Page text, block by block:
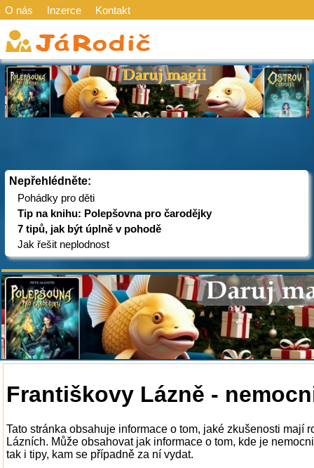
O nás Inzerce Kontakt
Nepřehlédněte:
Pohádky pro děti
Tip na knihu: Polepšovna pro čarodějky
7 tipů, jak být úplně v pohodě
Jak řešit neplodnost
Františkovy Lázně -
Tato stránka obsahuje informace o tom, jaké zkušenosti mají
Lázních. Může obsahovat jak informace o tom, kde je
tak i tipy, kam se případně za ní vydat.